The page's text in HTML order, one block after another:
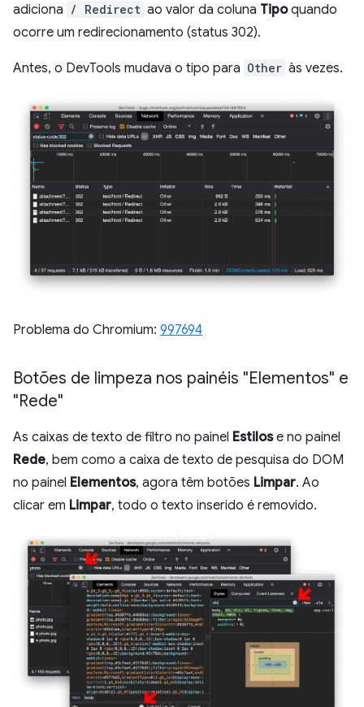
adiciona / Redirect ao valor da coluna Tipoquando
ocorre um redirecionamento (status 302).
Antes, o DevTools mudava o tipo para Other às vezes.
Problema do Chromium: 997694
Botões de limpeza nos painéis "Elementos" e
"Rede"
As caixas de texto de filtro no painel Estilose no painel
Rede, bem como a caixa de texto de pesquisa do DOM
no painel Elementos, agora têm botões Limpar. Ao
clicar em Limpar, todo o texto inserido é removido.